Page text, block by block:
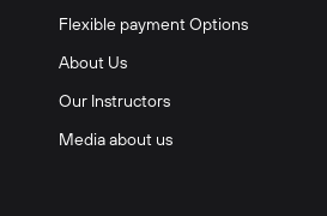
Flexible payment Options
About Us
Our Instructors
Media about us